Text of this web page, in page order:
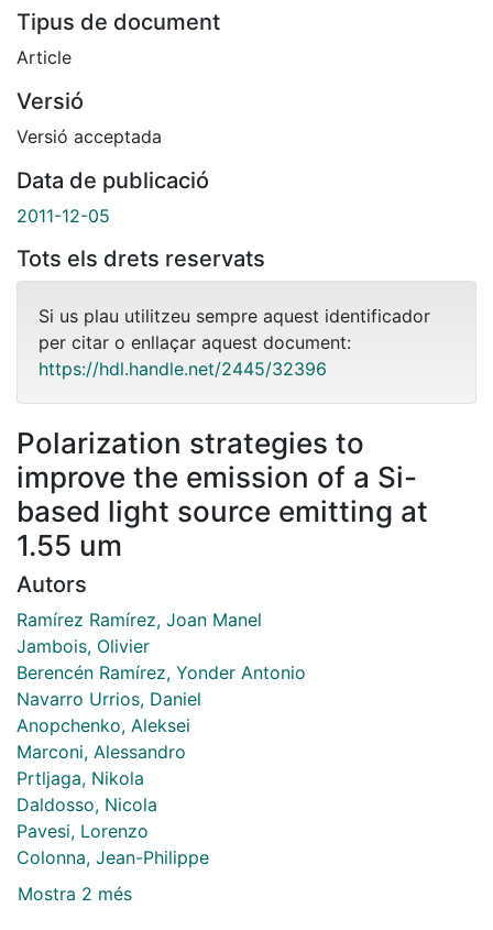
Tipus de document
Article
Versió
Versió acceptada
Data de publicació
2011-12-05
Tots els drets reservats
Si us plau utilitzeu sempre aquest identificador
per citar o enllaçar aquest document:
https://hdl.handle.net/2445/32396
Polarization strategies to
improve the emission of a Si-
based light source emitting at
1.55 um
Autors
Ramírez Ramírez, Joan Manel
Jambois, Olivier
Berencén Ramírez, Yonder Antonio
Navarro Urrios, Daniel
Anopchenko, Aleksei
Marconi, Alessandro
Prtljaga, Nikola
Daldosso, Nicola
Pavesi, Lorenzo
Colonna, Jean-Philippe
Mostra 2 més